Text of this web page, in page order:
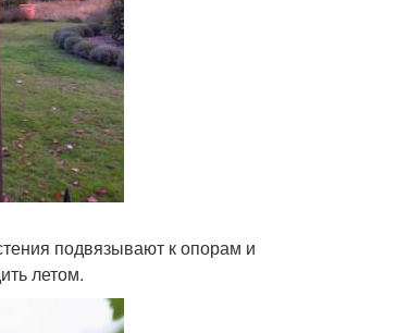
подвязывают к опорам и
летом.